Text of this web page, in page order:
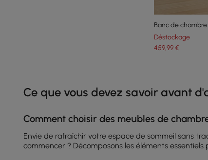
Banc de
Déstockage
459,99€
Ce que vous devez savoir avant
Comment choisir des meubles de
Envie de rafraîchir votre espace de sommeil sans
commencer ? Décomposons les éléments essentiels